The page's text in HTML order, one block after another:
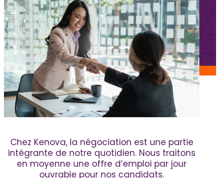
Services aux candidats
Offres d’emploi
FAQ candidats
Blogue
Nous joindre
Soumettre un poste
Espace Kenova
EN
Chez Kenova, la négociation est une partie
intégrante de notre quotidien. Nous traitons
en moyenne une offre d’emploi par jour
ouvrable pour nos candidats.